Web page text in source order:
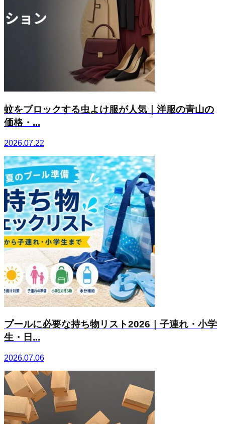
蚊をブロックする虫よけ服が人気｜洋服の青山の
価格・...
2026.07.22
プールに必要な持ち物リスト2026｜子連れ・小学
生・日...
2026.07.06